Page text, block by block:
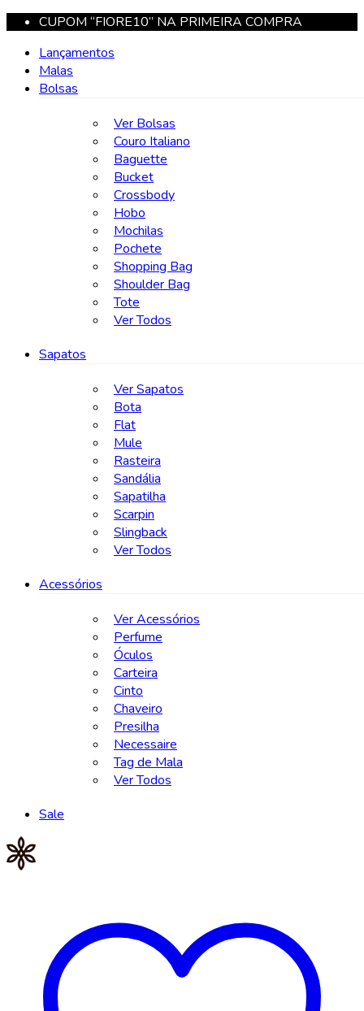
CUPOM “FIORE10” NA PRIMEIRA COMPRA
Lançamentos
Malas
Bolsas
Ver Bolsas
Couro Italiano
Baguette
Bucket
Crossbody
Hobo
Mochilas
Pochete
Shopping Bag
Shoulder Bag
Tote
Ver Todos
Sapatos
Ver Sapatos
Bota
Flat
Mule
Rasteira
Sandália
Sapatilha
Scarpin
Slingback
Ver Todos
Acessórios
Ver Acessórios
Perfume
Óculos
Carteira
Cinto
Chaveiro
Presilha
Necessaire
Tag de Mala
Ver Todos
Sale